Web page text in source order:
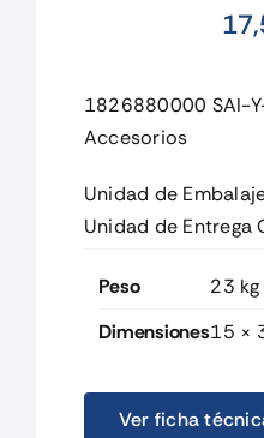
1826880000 SAI-
Accesorios
Unidad de
Unidad de Entrega
Peso
23 kg
Dimensiones15 ×
Ver ficha